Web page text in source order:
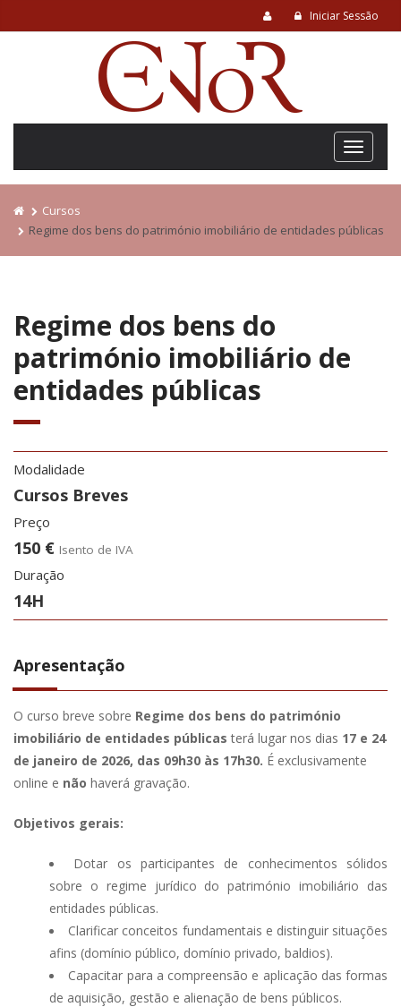
Iniciar Sessão
Cursos
Regime dos bens do património imobiliário de entidades públicas
Regime dos bens do
património imobiliário de
entidades públicas
Modalidade
Cursos Breves
Preço
150 € Isento de IVA
Duração
14H
Apresentação
O curso breve sobre Regime dos bens do património
imobiliário de entidades públicas terá lugar nos dias 17 e 24
de janeiro de 2026, das 09h30 às 17h30. É exclusivamente
online e não haverá gravação.
Objetivos gerais:
Dotar os participantes de conhecimentos sólidos
sobre o regime jurídico do património imobiliário das
entidades públicas.
Clarificar conceitos fundamentais e distinguir situações
afins (domínio público, domínio privado, baldios).
Capacitar para a compreensão e aplicação das formas
de aquisição, gestão e alienação de bens públicos.